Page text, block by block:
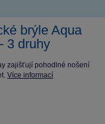
brýle Aqua
3 druhy
zajišťují pohodlné nošení
Více informací